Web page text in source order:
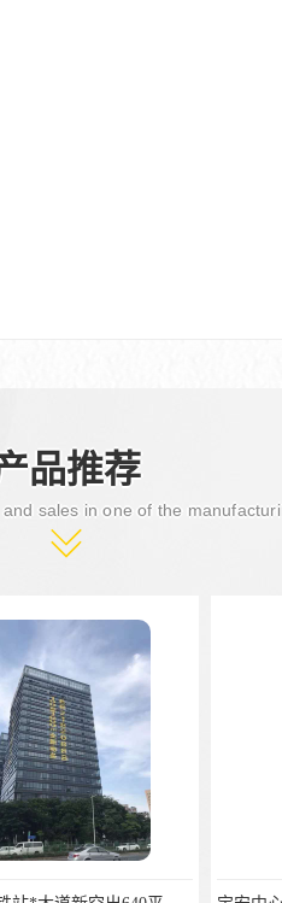
品推荐
sales in one of the